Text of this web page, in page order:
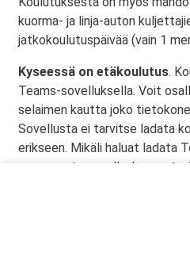
kuorma- ja linja-auton
jatkokoulutuspäivää (vain 1
Kyseessä on etäkoulutus.
Teams-sovelluksella. Voit
selaimen kautta joko
Sovellusta ei tarvitse ladata
erikseen. Mikäli haluat ladata
sen omasta